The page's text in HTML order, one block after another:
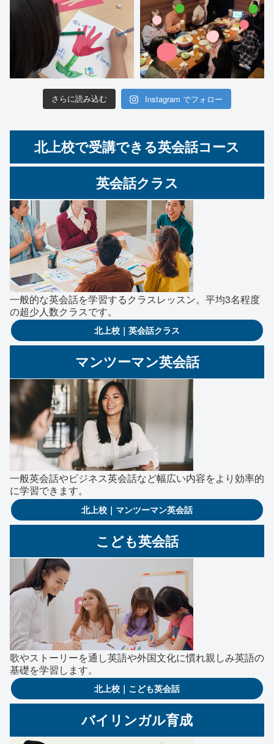
さらに読み込む Instagram でフォロー
北上校で受講できる英会話コース
英会話クラス
一般的な英会話を学習するクラスレッスン。平均3名程度
の超少人数クラスです。
北上校｜英会話クラス
マンツーマン英会話
一般英会話やビジネス英会話など幅広い内容をより効率的
に学習できます。
北上校｜マンツーマン英会話
こども英会話
歌やストーリーを通し英語や外国文化に慣れ親しみ英語の
基礎を学習します。
北上校｜こども英会話
バイリンガル育成